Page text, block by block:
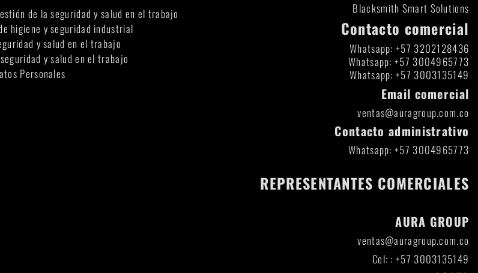
de la seguridad y salud en el trabajo
higiene y seguridad industrial
y salud en el trabajo
y salud en el trabajo
Personales
Blacksmith Smart Solutions
Contacto comercial
Whatsapp: +57 3202128436
Whatsapp: +57 3004965773
Whatsapp: +57 3003135149
Email comercial
ventas@auragroup.com.co
Contacto administrativo
Whatsapp: +57 3004965773
REPRESENTANTES COMERCIALES
AURA GROUP
ventas@auragroup.com.co
Cel: : +57 3003135149